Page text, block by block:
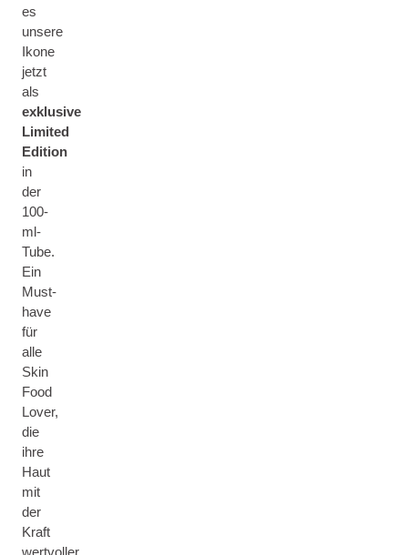
es
unsere
Ikone
jetzt
als
exklusive
Limited
Edition
in
der
100-
ml-
Tube.
Ein
Must-
have
für
alle
Skin
Food
Lover,
die
ihre
Haut
mit
der
Kraft
wertvoller